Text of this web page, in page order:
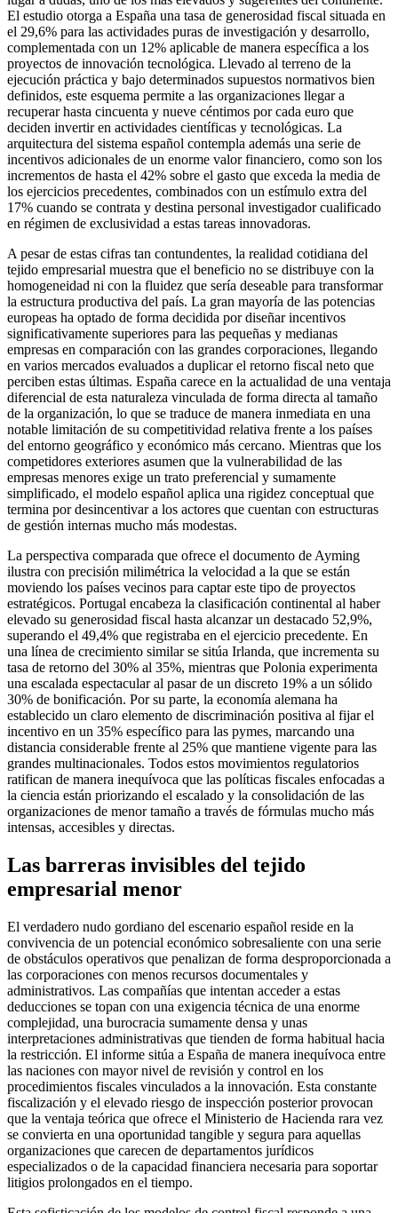
El estudio otorga a España una tasa de generosidad fiscal situada en
el 29,6% para las actividades puras de investigación y desarrollo,
complementada con un 12% aplicable de manera específica a los
proyectos de innovación tecnológica. Llevado al terreno de la
ejecución práctica y bajo determinados supuestos normativos bien
definidos, este esquema permite a las organizaciones llegar a
recuperar hasta cincuenta y nueve céntimos por cada euro que
deciden invertir en actividades científicas y tecnológicas. La
arquitectura del sistema español contempla además una serie de
incentivos adicionales de un enorme valor financiero, como son los
incrementos de hasta el 42% sobre el gasto que exceda la media de
los ejercicios precedentes, combinados con un estímulo extra del
17% cuando se contrata y destina personal investigador cualificado
en régimen de exclusividad a estas tareas innovadoras.
A pesar de estas cifras tan contundentes, la realidad cotidiana del
tejido empresarial muestra que el beneficio no se distribuye con la
homogeneidad ni con la fluidez que sería deseable para transformar
la estructura productiva del país. La gran mayoría de las potencias
europeas ha optado de forma decidida por diseñar incentivos
significativamente superiores para las pequeñas y medianas
empresas en comparación con las grandes corporaciones, llegando
en varios mercados evaluados a duplicar el retorno fiscal neto que
perciben estas últimas. España carece en la actualidad de una ventaja
diferencial de esta naturaleza vinculada de forma directa al tamaño
de la organización, lo que se traduce de manera inmediata en una
notable limitación de su competitividad relativa frente a los países
del entorno geográfico y económico más cercano. Mientras que los
competidores exteriores asumen que la vulnerabilidad de las
empresas menores exige un trato preferencial y sumamente
simplificado, el modelo español aplica una rigidez conceptual que
termina por desincentivar a los actores que cuentan con estructuras
de gestión internas mucho más modestas.
La perspectiva comparada que ofrece el documento de Ayming
ilustra con precisión milimétrica la velocidad a la que se están
moviendo los países vecinos para captar este tipo de proyectos
estratégicos. Portugal encabeza la clasificación continental al haber
elevado su generosidad fiscal hasta alcanzar un destacado 52,9%,
superando el 49,4% que registraba en el ejercicio precedente. En
una línea de crecimiento similar se sitúa Irlanda, que incrementa su
tasa de retorno del 30% al 35%, mientras que Polonia experimenta
una escalada espectacular al pasar de un discreto 19% a un sólido
30% de bonificación. Por su parte, la economía alemana ha
establecido un claro elemento de discriminación positiva al fijar el
incentivo en un 35% específico para las pymes, marcando una
distancia considerable frente al 25% que mantiene vigente para las
grandes multinacionales. Todos estos movimientos regulatorios
ratifican de manera inequívoca que las políticas fiscales enfocadas a
la ciencia están priorizando el escalado y la consolidación de las
organizaciones de menor tamaño a través de fórmulas mucho más
intensas, accesibles y directas.
Las barreras invisibles del tejido
empresarial menor
El verdadero nudo gordiano del escenario español reside en la
convivencia de un potencial económico sobresaliente con una serie
de obstáculos operativos que penalizan de forma desproporcionada a
las corporaciones con menos recursos documentales y
administrativos. Las compañías que intentan acceder a estas
deducciones se topan con una exigencia técnica de una enorme
complejidad, una burocracia sumamente densa y unas
interpretaciones administrativas que tienden de forma habitual hacia
la restricción. El informe sitúa a España de manera inequívoca entre
las naciones con mayor nivel de revisión y control en los
procedimientos fiscales vinculados a la innovación. Esta constante
fiscalización y el elevado riesgo de inspección posterior provocan
que la ventaja teórica que ofrece el Ministerio de Hacienda rara vez
se convierta en una oportunidad tangible y segura para aquellas
organizaciones que carecen de departamentos jurídicos
especializados o de la capacidad financiera necesaria para soportar
litigios prolongados en el tiempo.